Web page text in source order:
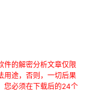
件的解密分析文章仅限
用途，否则，一切后果
您必须在下载后的24个